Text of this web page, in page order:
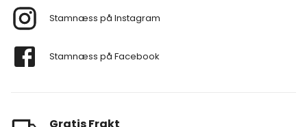
Stamnæss på Instagram
Stamnæss på Facebook